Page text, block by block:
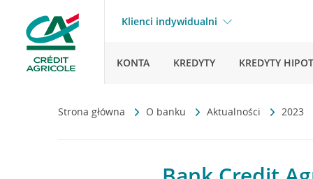
Klienci indywidualni
KONTA KREDYTY KREDYTY
Strona główna O banku Aktualności 2023